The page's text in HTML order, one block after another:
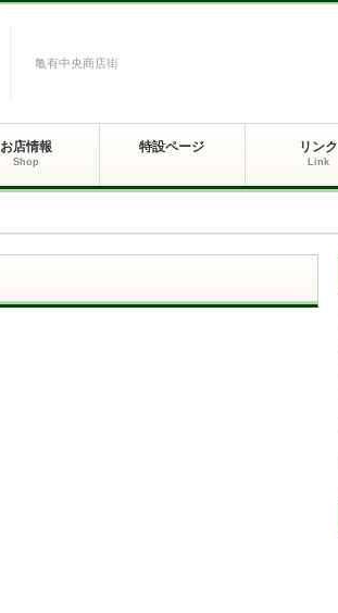
亀有中央商店街
お店情報
Shop
特設ページ リンク
Link